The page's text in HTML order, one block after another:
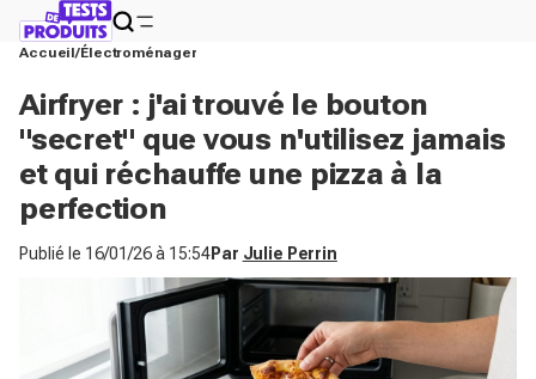
Accueil Électroménager
Airfryer : j'ai trouvé le bouton
"secret" que vous n'utilisez jamais
et qui réchauffe une pizza à la
perfection
Publié le 16/01/26 à 15:54Par Julie Perrin